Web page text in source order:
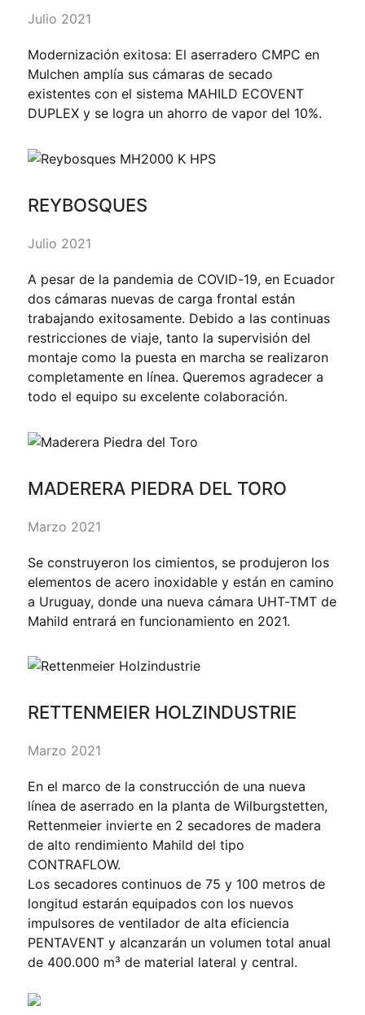
Julio 2021
Modernización exitosa: El aserradero CMPC en
Mulchen amplía sus cámaras de secado
existentes con el sistema MAHILD ECOVENT
DUPLEX y se logra un ahorro de vapor del 10%.
REYBOSQUES
Julio 2021
A pesar de la pandemia de COVID-19, en Ecuador
dos cámaras nuevas de carga frontal están
trabajando exitosamente. Debido a las continuas
restricciones de viaje, tanto la supervisión del
montaje como la puesta en marcha se realizaron
completamente en línea. Queremos agradecer a
todo el equipo su excelente colaboración.
MADERERA PIEDRA DEL TORO
Marzo 2021
Se construyeron los cimientos, se produjeron los
elementos de acero inoxidable y están en camino
a Uruguay, donde una nueva cámara UHT-TMT de
Mahild entrará en funcionamiento en 2021.
RETTENMEIER HOLZINDUSTRIE
Marzo 2021
En el marco de la construcción de una nueva
línea de aserrado en la planta de Wilburgstetten,
Rettenmeier invierte en 2 secadores de madera
de alto rendimiento Mahild del tipo
CONTRAFLOW.
Los secadores continuos de 75 y 100 metros de
longitud estarán equipados con los nuevos
impulsores de ventilador de alta eficiencia
PENTAVENT y alcanzarán un volumen total anual
de 400.000 m³ de material lateral y central.